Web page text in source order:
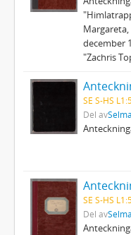
december
"Zachris
SE S-HS
Del av
SE S-HS
Del av